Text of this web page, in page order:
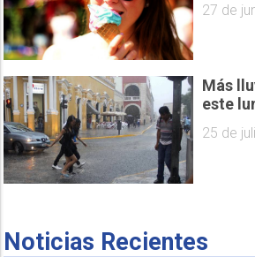
27 de
Más
este
25 de
Noticias Recientes